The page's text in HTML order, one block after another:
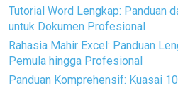
Tutorial Word Lengkap: Panduan
untuk Dokumen Profesional
Rahasia Mahir Excel: Panduan
Pemula hingga Profesional
Panduan Komprehensif: Kuasai